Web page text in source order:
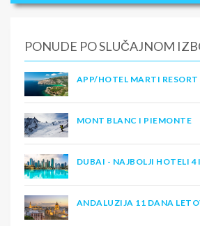
PONUDE PO SLUČAJNOM
APP/HOTEL MARTI RESORT
MONT BLANC I PIEMONTE
DUBAI - NAJBOLJI HOTELI 4
ANDALUZIJA 11 DANA